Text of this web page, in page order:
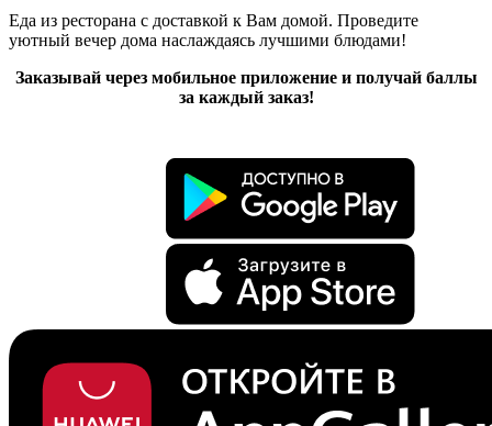
Еда из ресторана с доставкой к Вам домой. Проведите
уютный вечер дома наслаждаясь лучшими блюдами!
Заказывай через мобильное приложение и получай баллы
за каждый заказ!